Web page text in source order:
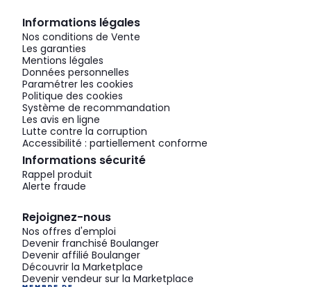
Informations légales
Nos conditions de Vente
Les garanties
Mentions légales
Données personnelles
Paramétrer les cookies
Politique des cookies
Système de recommandation
Les avis en ligne
Lutte contre la corruption
Accessibilité : partiellement conforme
Informations sécurité
Rappel produit
Alerte fraude
Rejoignez-nous
Nos offres d'emploi
Devenir franchisé Boulanger
Devenir affilié Boulanger
Découvrir la Marketplace
Devenir vendeur sur la Marketplace